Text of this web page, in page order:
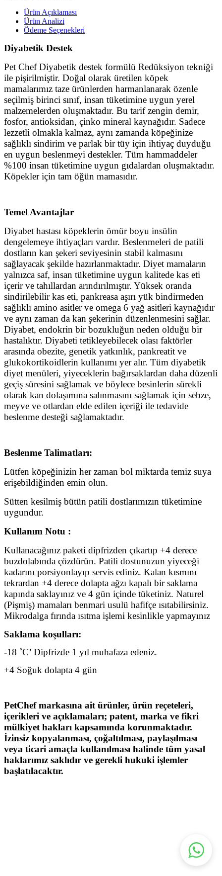
Ürün Açıklaması
Ürün Analizi
Ödeme Seçenekleri
Diyabetik Destek
Pet Chef Diyabetik destek formülü Redüksiyon tekniği
ile pişirilmiştir. Doğal olarak üretilen köpek
mamalarımız taze ürünlerden harmanlanarak özenle
seçilmiş birinci sınıf, insan tüketimine uygun yerel
malzemelerden oluşmaktadır. Bu tarif zengin demir,
fosfor, antioksidan, çinko mineral kaynağıdır. Sadece
lezzetli olmakla kalmaz, aynı zamanda köpeğinize
sağlıklı sindirim ve parlak bir tüy için ihtiyaç duyduğu
en uygun beslenmeyi destekler. Tüm hammaddeler
%100 insan tüketimine uygun gıdalardan oluşmaktadır.
Köpekler için tam öğün mamasıdır.
Temel Avantajlar
Diyabet hastası köpeklerin ömür boyu insülin
dengelemeye ihtiyaçları vardır. Beslenmeleri de patili
dostların kan şekeri seviyesinin stabil kalmasını
sağlayacak şekilde hazırlanmaktadır. Diyet mamaların
yalnızca saf, insan tüketimine uygun kalitede kas eti
içerir ve tahıllardan arındırılmıştır. Yüksek oranda
sindirilebilir kas eti, pankreasa aşırı yük bindirmeden
sağlıklı amino asitler ve omega 6 yağ asitleri kaynağıdır
ve aynı zaman da kan şekerinin düzenlenmesini sağlar.
Diyabet, endokrin bir bozukluğun neden olduğu bir
hastalıktır. Diyabeti tetikleyebilecek olası faktörler
arasında obezite, genetik yatkınlık, pankreatit ve
glukokortikoidlerin kullanımı yer alır. Tüm diyabetik
diyet menüleri, yiyeceklerin bağırsaklardan daha düzenli
geçiş süresini sağlamak ve böylece besinlerin sürekli
olarak kan dolaşımına salınmasını sağlamak için sebze,
meyve ve otlardan elde edilen içeriği ile tedavide
beslenme desteği sağlamaktadır.
Beslenme Talimatları:
Lütfen köpeğinizin her zaman bol miktarda temiz suya
erişebildiğinden emin olun.
Sütten kesilmiş bütün patili dostlarımızın tüketimine
uygundur.
Kullanım Notu :
Kullanacağınız paketi dipfrizden çıkartıp +4 derece
buzdolabında çözdürün. Patili dostunuzun yiyeceği
kadarını porsiyonlayıp servis ediniz. Kalan kısmını
tekrardan +4 derece dolapta ağzı kapalı bir saklama
kapında saklayınız ve 4 gün içinde tüketiniz. Naturel
(Pişmiş) mamaları benmari usulü hafifçe ısıtabilirsiniz.
Mikrodalga fırında ısıtma işlemi kesinlikle yapmayınız
Saklama koşulları:
-18 ˚C’ Dipfrizde 1 yıl muhafaza edeniz.
+4 Soğuk dolapta 4 gün
PetChef markasına ait ürünler, ürün reçeteleri,
içerikleri ve açıklamaları; patent, marka ve fikri
mülkiyet hakları kapsamında korunmaktadır.
İzinsiz kopyalanması, çoğaltılması, paylaşılması
veya ticari amaçla kullanılması halinde tüm yasal
haklarımız saklıdır ve gerekli hukuki işlemler
başlatılacaktır.
cevizi unu,enginar yaprağı, adaçayı,çemen otu, kekik,